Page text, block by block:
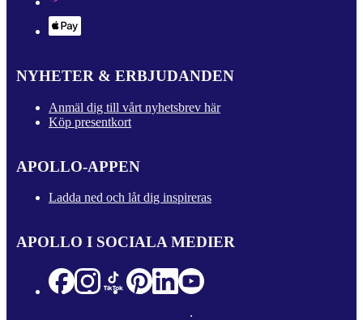
NYHETER & ERBJUDANDEN
Anmäl dig till vårt nyhetsbrev här
Köp presentkort
APOLLO-APPEN
Ladda ned och låt dig inspireras
APOLLO I SOCIALA MEDIER